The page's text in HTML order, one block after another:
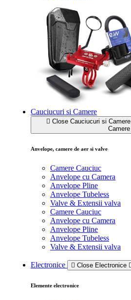
Cauciucuri si Camere
Close Cauciucuri si Camere
Camere
Anvelope, camere de aer si valve
Camere Cauciuc
Anvelope cu Camera
Anvelope Pline
Anvelope Tubeless
Valve & Extensii valva
Camere Cauciuc
Anvelope cu Camera
Anvelope Pline
Anvelope Tubeless
Valve & Extensii valva
Electronice Close Electronice
Elemente electronice